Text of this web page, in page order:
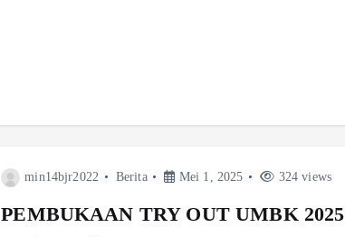
min14bjr2022 Berita Mei 1, 2025 324 views
PEMBUKAAN TRY OUT UMBK 2025